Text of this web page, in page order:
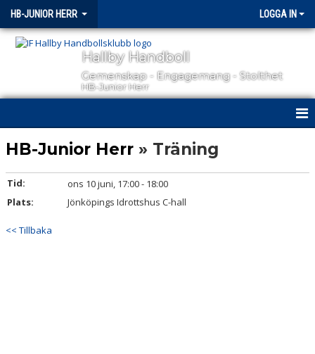
HB-JUNIOR HERR LOGGA IN
Hallby Handboll
Gemenskap - Engagemang - Stolthet
HB-Junior Herr
HEM
NYHETER
KALENDER
MATCHER
HB-Junior Herr » Träning
Tid:
ons 10 juni, 17:00 - 18:00
Plats:
Jönköpings Idrottshus C-hall
<< Tillbaka